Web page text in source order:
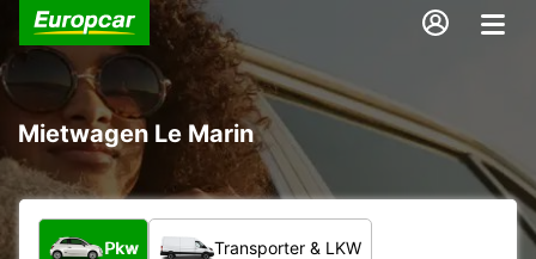
Mietwagen Le Marin
Welche Art von Fahrzeug?
Pkw Transporter & LKW